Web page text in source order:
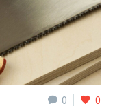
0 0